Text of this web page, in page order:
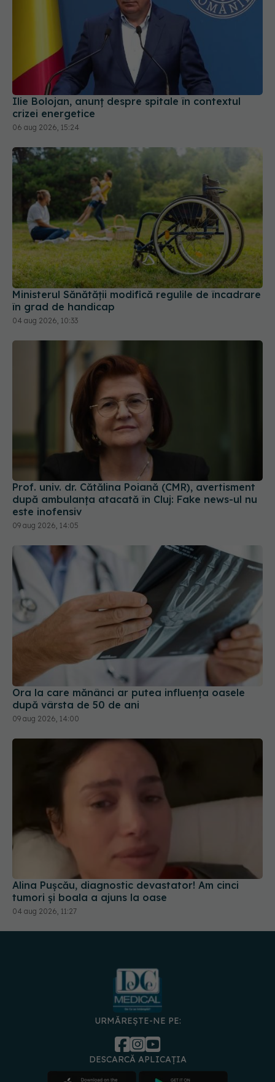
Ilie Bolojan, anunț despre spitale în contextul
crizei energetice
06 aug 2026, 15:24
Ministerul Sănătății modifică regulile de încadrare
în grad de handicap
04 aug 2026, 10:33
Prof. univ. dr. Cătălina Poiană (CMR), avertisment
după ambulanța atacată în Cluj: Fake news-ul nu
09 aug 2026, 14:05
Ora la care mănânci ar putea influența oasele
după vârsta de 50 de ani
09 aug 2026, 14:00
Alina Pușcău, diagnostic devastator! Am cinci
tumori și boala a ajuns la oase
URMĂREȘTE-NE PE:
DESCARCĂ APLICAȚIA